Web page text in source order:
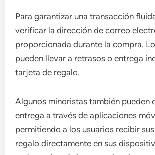
Para garantizar una transacción
verificar la dirección de correo
proporcionada durante la compra.
pueden llevar a retrasos o entrega
tarjeta de regalo.
Algunos minoristas también pueden
entrega a través de aplicaciones
permitiendo a los usuarios recibir
regalo directamente en sus